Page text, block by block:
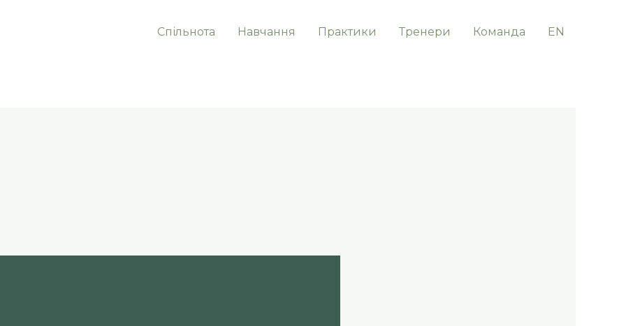
Спільнота Навчання Практики Тренери Команда EN